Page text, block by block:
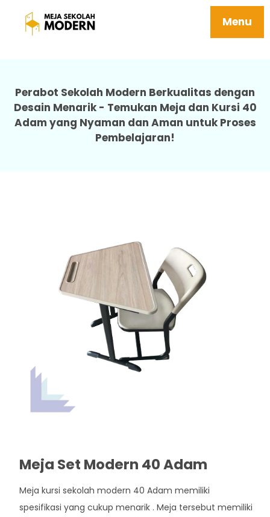
Menu
Harga Meja Sekolah Besi Kuat Awet Mudah
Dipasang Tersedia Berbagai Ukuran 40
Perabot Sekolah Modern Berkualitas dengan
Desain Menarik - Temukan Meja dan Kursi 40
Adam yang Nyaman dan Aman untuk Proses
Pembelajaran!
Meja Set Modern 40 Adam
Meja kursi sekolah modern 40 Adam memiliki
spesifikasi yang cukup menarik . Meja tersebut memiliki